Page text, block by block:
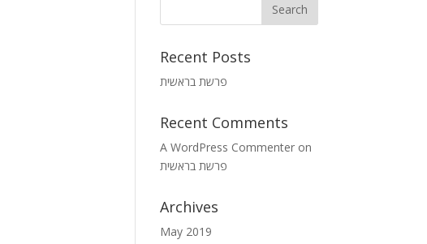
Recent Posts
פרשת בראשית
Recent Comments
A WordPress Commenter on
פרשת בראשית
Archives
May 2019